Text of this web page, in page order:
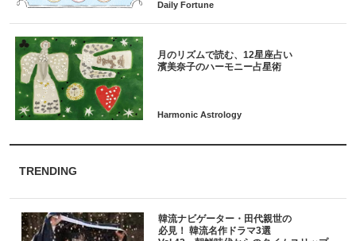
月のリズムで読む、12星座占い
TRENDING
韓流ナビゲーター・田代親世の
必見！ 韓流名作ドラマ3選